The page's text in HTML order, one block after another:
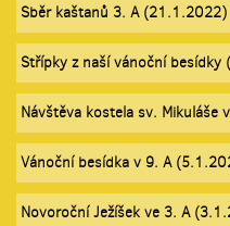
Sběr kaštanů 3. A (21.1.2022)
Střípky z naší vánoční
Návštěva kostela sv.
Vánoční besídka v 9. A
Novoroční Ježíšek ve 3. A